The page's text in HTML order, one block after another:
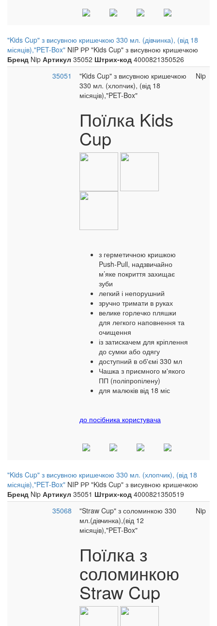
"Kids Cup" з висувною кришечкою 330 мл. (дівчинка), (від 18
місяців),"PET-Box" NIP РР "Kids Cup" з висувною кришечкою
Бренд Nip Артикул 35052 Штрих-код 4000821350526
35051
"Kids Cup" з висувною кришечкою
330 мл. (хлопчик), (від 18
місяців),"PET-Box"
Поїлка Kids
Cup
з герметичною кришкою
Push-Pull, надзвичайно
м’яке покриття захищає
зуби
легкий і непорушний
зручно тримати в руках
велике горлечко пляшки
для легкого наповнення та
очищення
із затискачем для кріплення
до сумки або одягу
доступний в об'ємі 330 мл
Чашка з приємного м'якого
ПП (поліпропілену)
для малюків від 18 міс
до посібника користувача
Nip
"Kids Cup" з висувною кришечкою 330 мл. (хлопчик), (від 18
місяців),"PET-Box" NIP РР "Kids Cup" з висувною кришечкою
Бренд Nip Артикул 35051 Штрих-код 4000821350519
35068
"Straw Cup" з соломинкою 330
мл.(дівчинка),(від 12
місяців),"PET-Box"
Поїлка з
соломинкою
Straw Cup
Nip